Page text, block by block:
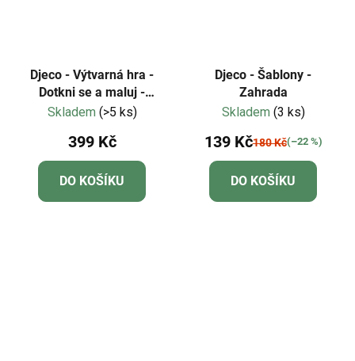
Djeco - Výtvarná hra -
Dotkni se a maluj -
prstové otisky
Skladem (>5 ks)
399 Kč
DO KOŠÍKU
Djeco - Šablony -
Zahrada
Skladem (3 ks)
139 Kč180 Kč(–22 %)
DO KOŠÍKU